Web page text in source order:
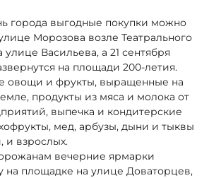
города выгодные покупки можно
Морозова возле Театрального
улице Васильева, а 21 сентября
на площади 200-летия.
овощи и фрукты, выращенные на
продукты из мяса и молока от
выпечка и кондитерские
мед, арбузы, дыни и тыквы
и взрослых.
вечерние ярмарки
на площадке на улице Доваторцев,